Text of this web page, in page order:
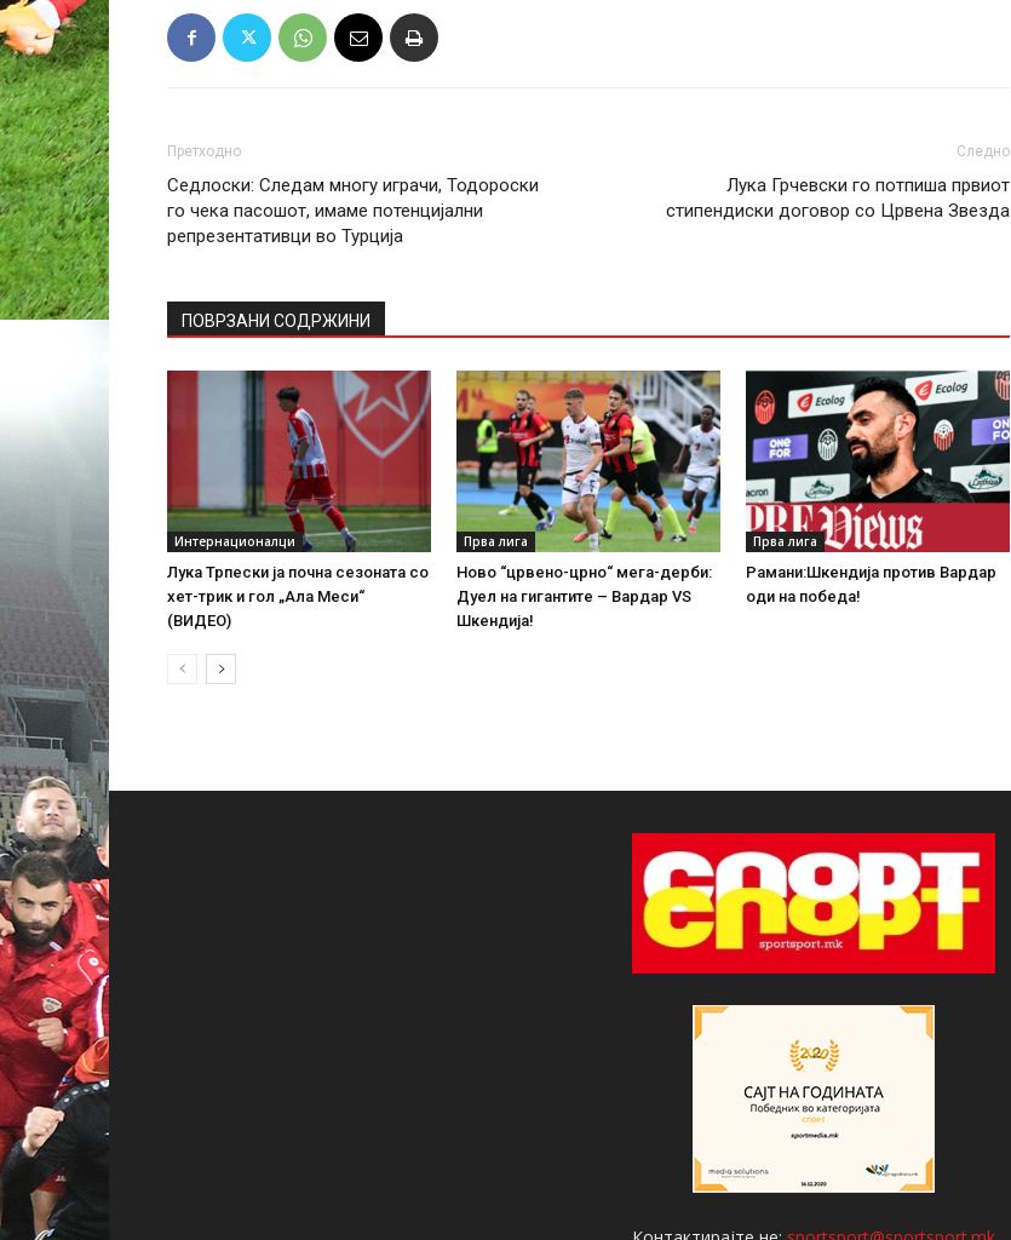
Претходно
Седлоски: Следам многу играчи, Тодороски
го чека пасошот, имаме потенцијални
репрезентативци во Турција
Следно
Лука Грчевски го потпиша првиот
стипендиски договор со Црвена Звезда
ПОВРЗАНИ СОДРЖИНИ
Интернационалци
Лука Трпески ја почна сезоната со
хет-трик и гол „Ала Меси“
(ВИДЕО)
Прва лига
Ново “црвено-црно“ мега-дерби:
Дуел на гигантите – Вардар VS
Шкендија!
Прва лига
Рамани:Шкендија против Вардар
оди на победа!